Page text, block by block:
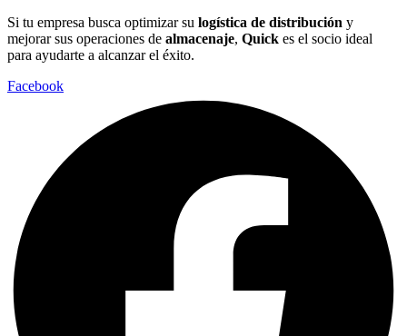
Si tu empresa busca optimizar su logística de distribución y
mejorar sus operaciones de almacenaje, Quick es el socio ideal
para ayudarte a alcanzar el éxito.
Facebook